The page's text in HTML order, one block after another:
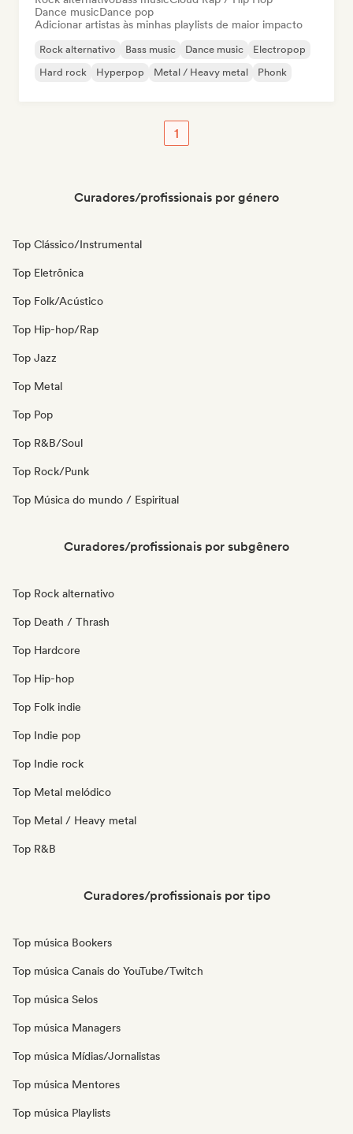
Dance musicDance pop
Adicionar artistas às minhas playlists de maior impacto
Rock alternativo Bass music Dance music
Electropop
Hard rock
Hyperpop Metal / Heavy metal Phonk
1
Curadores/profissionais por género
Top Clássico/Instrumental
Top Eletrônica
Top Folk/Acústico
Top Hip-hop/Rap
Top Jazz
Top Metal
Top Pop
Top R&B/Soul
Top Rock/Punk
Top Música do mundo / Espiritual
Curadores/profissionais por subgênero
Top Rock alternativo
Top Death / Thrash
Top Hardcore
Top Hip-hop
Top Folk indie
Top Indie pop
Top Indie rock
Top Metal melódico
Top Metal / Heavy metal
Top R&B
Curadores/profissionais por tipo
Top música Bookers
Top música Canais do YouTube/Twitch
Top música Selos
Top música Managers
Top música Mídias/Jornalistas
Top música Mentores
Top música Playlists